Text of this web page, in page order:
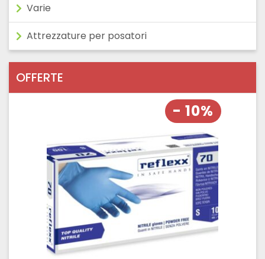
Varie
Attrezzature per posatori
OFFERTE
- 10%